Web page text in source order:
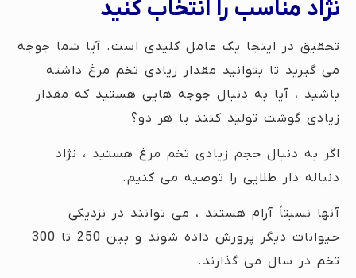
نژاد مناسب را انتخاب کنید
تحقیق در اینجا یک عامل کلیدی است. آیا شما جوجه
می گیرید تا بتوانید مقدار زیادی تخم مرغ داشته
باشید ، آیا به دنبال جوجه هایی هستید که مقدار
زیادی گوشت تولید کنند یا هر دو؟
اگر به دنبال حجم زیادی تخم مرغ هستید ، نژاد
دنباله دار طلایی را توصیه می کنیم.
آنها نسبتاً آرام هستند ، می توانند در نزدیکی
حیوانات دیگر پرورش داده شوند و بین 250 تا 300
تخم در سال می گذارند.